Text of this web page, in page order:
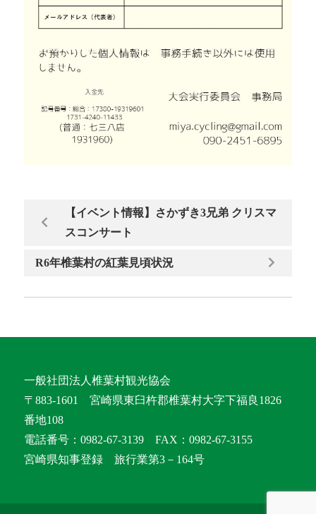
【イベント情報】さかずき3兄弟 クリスマ
スコンサート
R6年椎葉村の紅葉見頃状況
一般社団法人椎葉村観光協会
〒883-1601 宮崎県東臼杵郡椎葉村大字下福良1826
番地108
電話番号：0982-67-3139 FAX：0982-67-3155
宮崎県知事登録 旅行業第3－164号